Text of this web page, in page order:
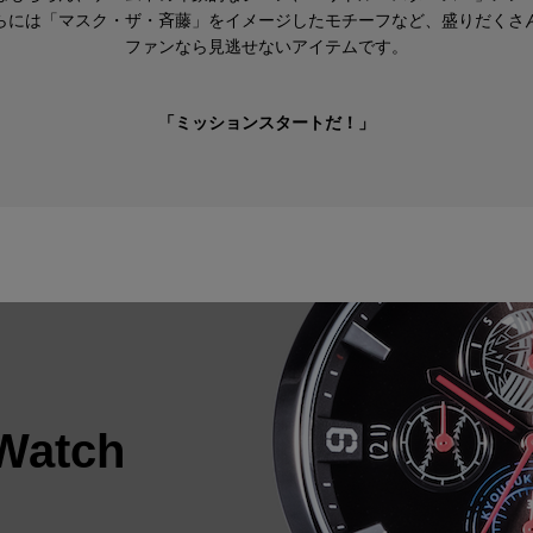
には「マスク・ザ・斉藤」をイメージしたモチーフなど、盛りだくさ
ファンなら見逃せないアイテムです。
「ミッションスタートだ！」